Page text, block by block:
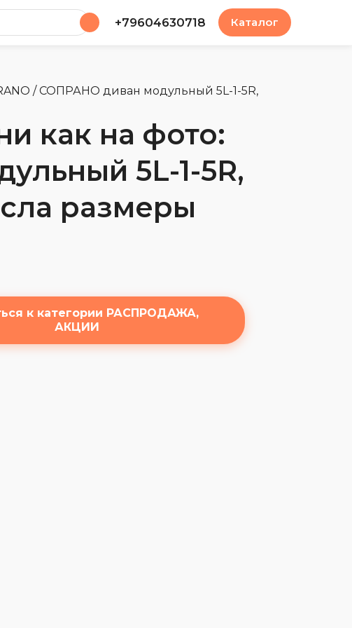
+79604630718 Каталог
/ СОПРАНО диван модульный 5L-1-5R,
как на фото:
5L-1-5R,
размеры
к категории РАСПРОДАЖА,
АКЦИИ